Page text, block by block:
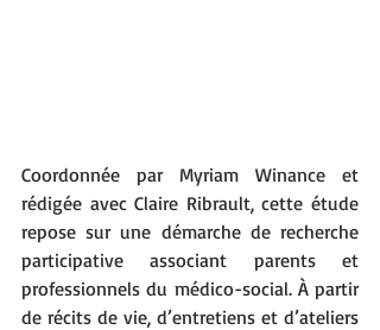
Coordonnée par Myriam Winance et
rédigée avec Claire Ribrault, cette étude
repose sur une démarche de recherche
participative associant parents et
professionnels du médico-social. À partir
de récits de vie, d’entretiens et d’ateliers